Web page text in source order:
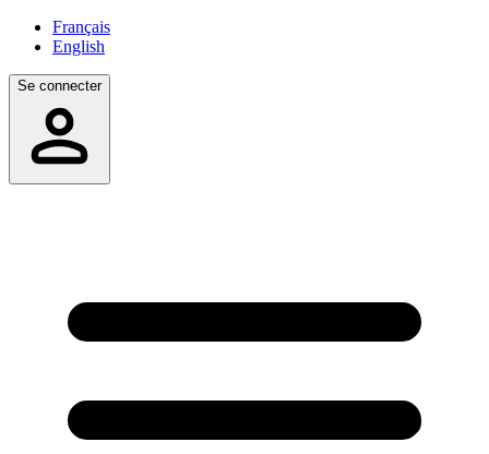
Français
English
Se connecter